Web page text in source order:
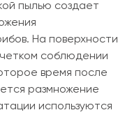
пылью создает
На поверхности
соблюдении
время после
размножение
используются